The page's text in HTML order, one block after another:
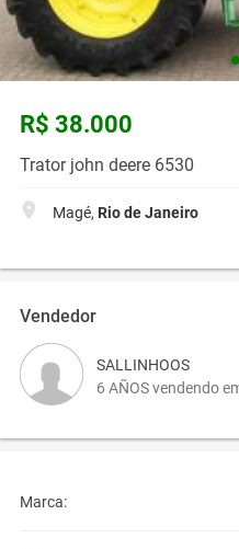
R$ 38.000
Trator john deere 6530
Magé, Rio de Janeiro
Vendedor
SALLINHOOS
6 AÑOS vendendo
Marca: